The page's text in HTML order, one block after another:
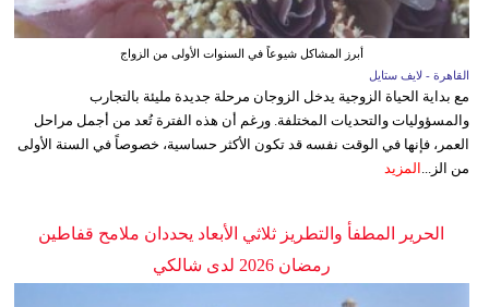
أبرز المشاكل شيوعاً في السنوات الأولى من الزواج
القاهرة - لايف ستايل
مع بداية الحياة الزوجية يدخل الزوجان مرحلة جديدة مليئة بالتجارب
والمسؤوليات والتحديات المختلفة. ورغم أن هذه الفترة تُعد من أجمل مراحل
العمر، فإنها في الوقت نفسه قد تكون الأكثر حساسية، خصوصاً في السنة الأولى
من الز...
المزيد
الحرير المطفأ والتطريز ثلاثي الأبعاد يحددان ملامح قفاطين
رمضان 2026 لدى شالكي